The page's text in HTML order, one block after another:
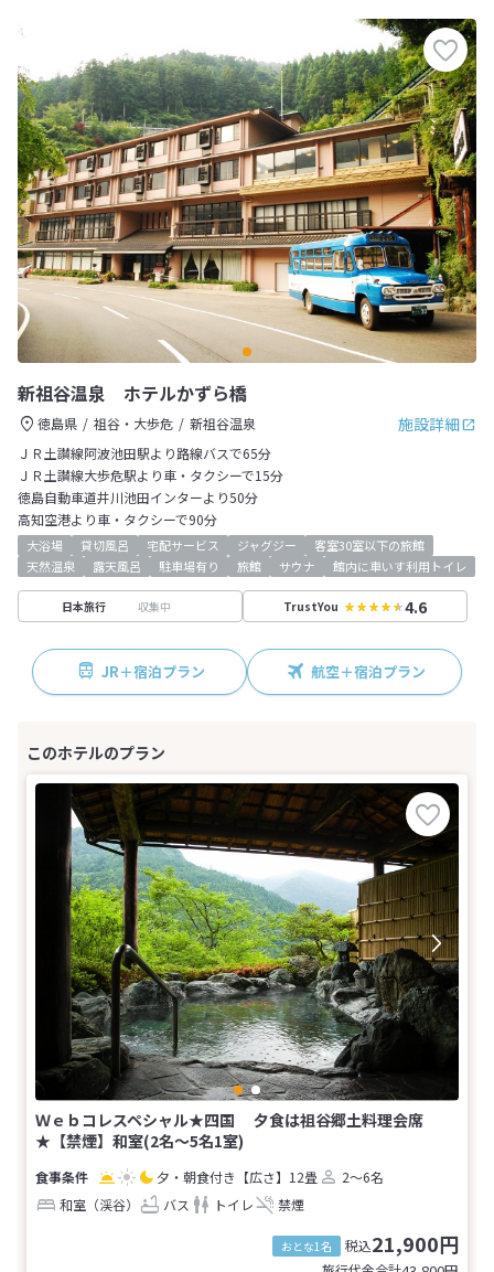
新祖谷温泉 ホテルかずら橋
施設詳細
徳島県 祖谷・大歩危
新祖谷温泉
ＪＲ土讃線阿波池田駅より路線バスで65分
ＪＲ土讃線大歩危駅より車・タクシーで15分
徳島自動車道井川池田インターより50分
高知空港より車・タクシーで90分
大浴場 貸切風呂 宅配サービス ジャグジー
客室30室以下の旅館
天然温泉
露天風呂 駐車場有り 旅館 サウナ 館内に車いす利用トイレ
日本旅行 収集中 TrustYou 4.6
JR＋宿泊プラン 航空＋宿泊プラン
Ｗｅｂコレスペシャル★四国 夕食は祖谷郷土料理会席
★【禁煙】和室(2名～5名1室)
夕・朝食付き 【広さ】12畳
2～6名
和室（渓谷）
バス トイレ 禁煙
おとな1名 税込21,900円